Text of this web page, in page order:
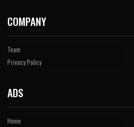
COMPANY
Team
Privacy Policy
ADS
Home